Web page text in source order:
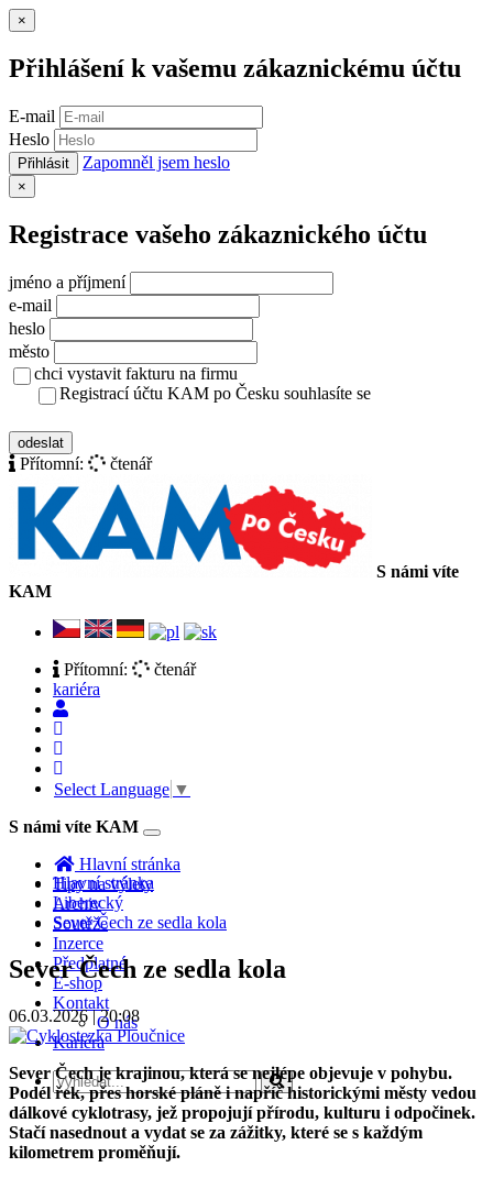
×
Přihlášení k vašemu zákaznickému účtu
E-mail
Heslo
Přihlásit Zapomněl jsem heslo
×
Registrace vašeho zákaznického účtu
jméno a příjmení
e-mail
heslo
město
chci vystavit fakturu na firmu
Registrací účtu KAM po Česku souhlasíte se
odeslat
Přítomní: čtenář
S námi víte
KAM
Přítomní:
čtenář
kariéra
Select Language ▼
S námi víte KAM
Toggle
navigation
Hlavní stránka
Tipy na výlety
Archiv
Soutěže
Inzerce
Předplatné
E-shop
Kontakt
O nás
Kariéra
Hlavní stránka
Liberecký
Sever Čech ze sedla kola
Sever Čech ze sedla kola
06.03.2026 | 20:08
Sever Čech je krajinou, která se nejlépe objevuje v pohybu.
Podél řek, přes horské pláně i napříč historickými městy vedou
dálkové cyklotrasy, jež propojují přírodu, kulturu i odpočinek.
Stačí nasednout a vydat se za zážitky, které se s každým
kilometrem proměňují.